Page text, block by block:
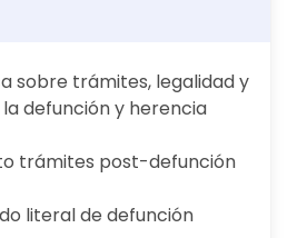
sobre trámites, legalidad y
defunción y herencia
trámites post-defunción
literal de defunción